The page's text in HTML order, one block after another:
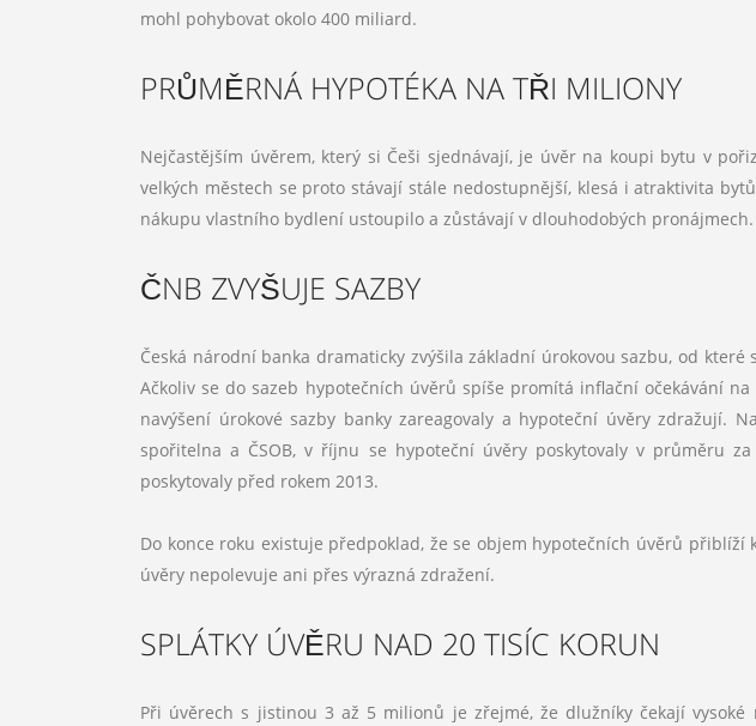
mohl pohybovat okolo 400 miliard.
PRŮMĚRNÁ HYPOTÉKA NA TŘI MILIONY
Nejčastějším úvěrem, který si Češi sjednávají, je úvěr na koupi bytu v
velkých městech se proto stávají stále nedostupnější, klesá i atraktivita
nákupu vlastního bydlení ustoupilo a zůstávají v dlouhodobých pronájmech.
ČNB ZVYŠUJE SAZBY
Česká národní banka dramaticky zvýšila základní úrokovou sazbu, od
Ačkoliv se do sazeb hypotečních úvěrů spíše promítá inflační očekávání
navýšení úrokové sazby banky zareagovaly a hypoteční úvěry zdražují.
spořitelna a ČSOB, v říjnu se hypoteční úvěry poskytovaly v průměru
poskytovaly před rokem 2013.
Do konce roku existuje předpoklad, že se objem hypotečních úvěrů
úvěry nepolevuje ani přes výrazná zdražení.
SPLÁTKY ÚVĚRU NAD 20 TISÍC KORUN
Při úvěrech s jistinou 3 až 5 milionů je zřejmé, že dlužníky čekají